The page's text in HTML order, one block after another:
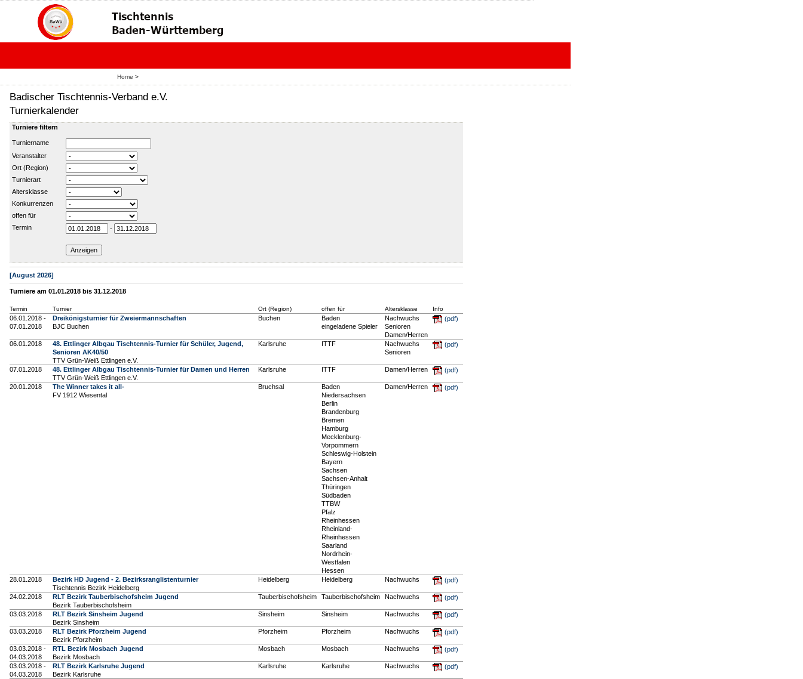
Home >
Badischer Tischtennis-Verband e.V.
Turnierkalender
Turniere filtern
Turniername
Veranstalter
Ort (Region)
Turnierart
Altersklasse
Konkurrenzen
offen für
Termin
-
[August 2026]
Turniere am 01.01.2018 bis 31.12.2018
Termin Turnier Ort (Region) offen für Altersklasse Info
06.01.2018 -
07.01.2018
Dreikönigsturnier für Zweiermannschaften
BJC Buchen
Buchen
Baden
eingeladene Spieler
Nachwuchs
Senioren
Damen/Herren
(pdf)
06.01.2018
48. Ettlinger Albgau Tischtennis-Turnier für Schüler, Jugend,
Senioren AK40/50
TTV Grün-Weiß Ettlingen e.V.
Karlsruhe ITTF
Nachwuchs
Senioren
(pdf)
07.01.2018
48. Ettlinger Albgau Tischtennis-Turnier für Damen und Herren
TTV Grün-Weiß Ettlingen e.V.
Karlsruhe ITTF Damen/Herren (pdf)
20.01.2018
The Winner takes it all-
FV 1912 Wiesental
Bruchsal
Baden
Niedersachsen
Berlin
Brandenburg
Bremen
Hamburg
Mecklenburg-
Vorpommern
Schleswig-Holstein
Bayern
Sachsen
Sachsen-Anhalt
Thüringen
Südbaden
TTBW
Pfalz
Rheinhessen
Rheinland-
Rheinhessen
Saarland
Nordrhein-
Westfalen
Hessen
Damen/Herren (pdf)
28.01.2018
Bezirk HD Jugend - 2. Bezirksranglistenturnier
Tischtennis Bezirk Heidelberg
Heidelberg Heidelberg Nachwuchs (pdf)
24.02.2018
RLT Bezirk Tauberbischofsheim Jugend
Bezirk Tauberbischofsheim
Tauberbischofsheim Tauberbischofsheim Nachwuchs (pdf)
03.03.2018
RLT Bezirk Sinsheim Jugend
Bezirk Sinsheim
Sinsheim Sinsheim Nachwuchs (pdf)
03.03.2018
RLT Bezirk Pforzheim Jugend
Bezirk Pforzheim
Pforzheim Pforzheim Nachwuchs (pdf)
03.03.2018 -
04.03.2018
RTL Bezirk Mosbach Jugend
Bezirk Mosbach
Mosbach Mosbach Nachwuchs (pdf)
03.03.2018 -
04.03.2018
RLT Bezirk Karlsruhe Jugend
Bezirk Karlsruhe
Karlsruhe Karlsruhe Nachwuchs (pdf)